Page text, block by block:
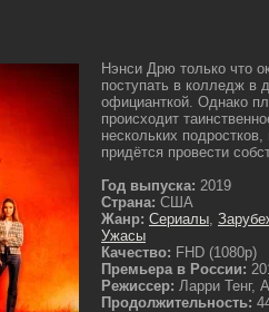
Нэнси Дрю только что
поступать в колледж в
официанткой. Однако
происходит
нескольких
придётся провести
Год выпуска: 2019
Страна: США
Жанр: Сериалы,
Ужасы
Качество: FHD (1080p)
Премьера в России:
Режиссер: Ларри Тенг,
Продолжительность: